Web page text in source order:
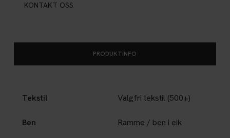
KONTAKT OSS
PRODUKTINFO
Tekstil Valgfri tekstil (500+)
Ben Ramme / ben i eik